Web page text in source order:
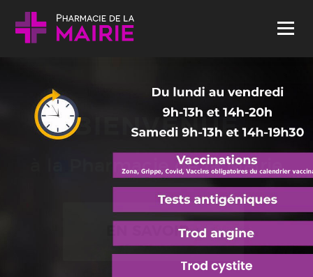
Skip to content
Menu
BIENVENUE
à la Pharmacie de la Mairie
EN SAVOIR +